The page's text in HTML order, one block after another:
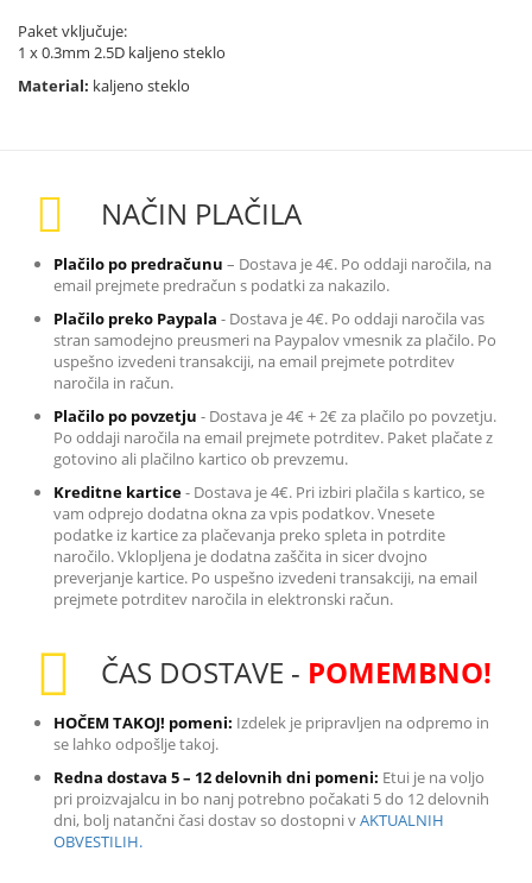
Paket vključuje:
1 x 0.3mm 2.5D kaljeno steklo
Material: kaljeno steklo
NAČIN PLAČILA
Plačilo po predračunu – Dostava je 4€. Po oddaji naročila, na
email prejmete predračun s podatki za nakazilo.
Plačilo preko Paypala - Dostava je 4€. Po oddaji naročila vas
stran samodejno preusmeri na Paypalov vmesnik za plačilo. Po
uspešno izvedeni transakciji, na email prejmete potrditev
naročila in račun.
Plačilo po povzetju - Dostava je 4€ + 2€ za plačilo po povzetju.
Po oddaji naročila na email prejmete potrditev. Paket plačate z
gotovino ali plačilno kartico ob prevzemu.
Kreditne kartice- Dostava je 4€. Pri izbiri plačila s kartico, se
vam odprejo dodatna okna za vpis podatkov. Vnesete
podatke iz kartice za plačevanja preko spleta in potrdite
naročilo. Vklopljena je dodatna zaščita in sicer dvojno
preverjanje kartice. Po uspešno izvedeni transakciji, na email
prejmete potrditev naročila in elektronski račun.
ČAS DOSTAVE - POMEMBNO!
HOČEM TAKOJ! pomeni: Izdelek je pripravljen na odpremo in
se lahko odpošlje takoj.
Redna dostava 5 – 12 delovnih dni pomeni: Etui je na voljo
pri proizvajalcu in bo nanj potrebno počakati 5 do 12 delovnih
dni, bolj natančni časi dostav so dostopni vAKTUALNIH
OBVESTILIH.